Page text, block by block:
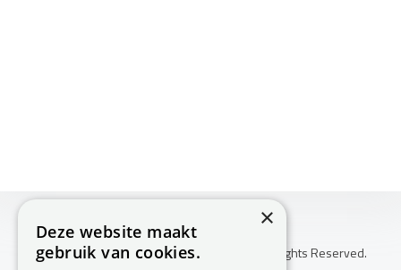
Copyright © 2026 Huis Voor Gezondheid. All Rights Reserved.
×
Deze website maakt
gebruik van cookies.